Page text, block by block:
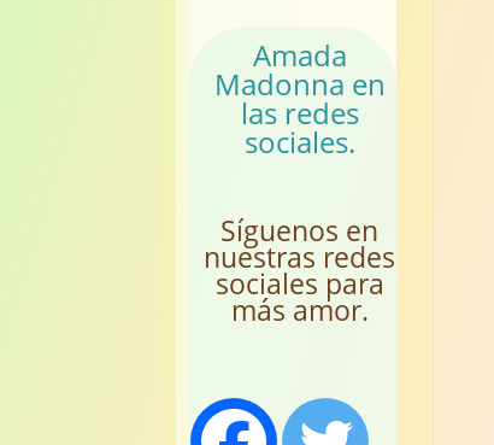
Amada
Madonna en
las redes
sociales.
Síguenos en
nuestras redes
sociales para
más amor.